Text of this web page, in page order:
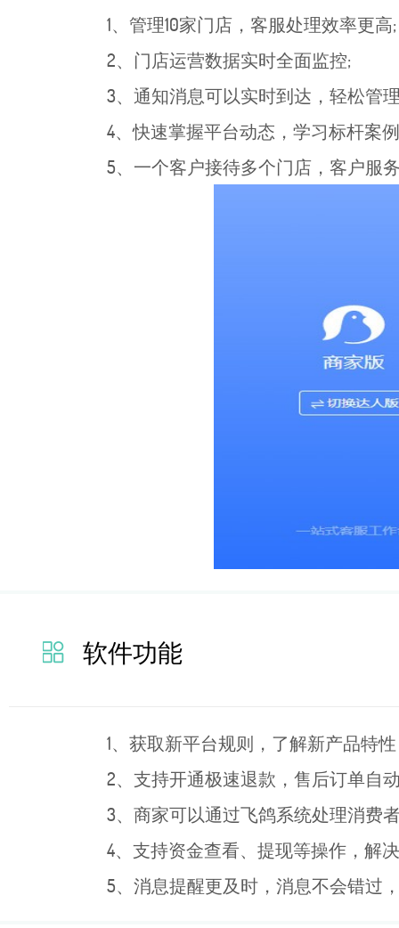
1、管理10家门店，客服处理效率更高;
2、门店运营数据实时全面监控;
3、通知消息可以实时到达，轻松管
4、快速掌握平台动态，学习标杆案
5、一个客户接待多个门店，客户服
软件功能
1、获取新平台规则，了解新产品特
2、支持开通极速退款，售后订单自
3、商家可以通过飞鸽系统处理消费
4、支持资金查看、提现等操作，解
5、消息提醒更及时，消息不会错过